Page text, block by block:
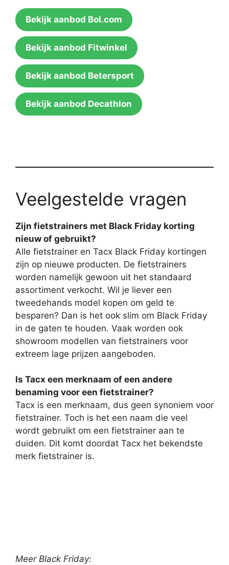
Bekijk aanbod Bol.com
Bekijk aanbod Fitwinkel
Bekijk aanbod Betersport
Bekijk aanbod Decathlon
Veelgestelde vragen
Zijn fietstrainers met Black Friday korting
nieuw of gebruikt?
Alle fietstrainer en Tacx Black Friday kortingen
zijn op nieuwe producten. De fietstrainers
worden namelijk gewoon uit het standaard
assortiment verkocht. Wil je liever een
tweedehands model kopen om geld te
besparen? Dan is het ook slim om Black Friday
in de gaten te houden. Vaak worden ook
showroom modellen van fietstrainers voor
extreem lage prijzen aangeboden.
Is Tacx een merknaam of een andere
benaming voor een fietstrainer?
Tacx is een merknaam, dus geen synoniem voor
fietstrainer. Toch is het een naam die veel
wordt gebruikt om een fietstrainer aan te
duiden. Dit komt doordat Tacx het bekendste
merk fietstrainer is.
Meer Black Friday: